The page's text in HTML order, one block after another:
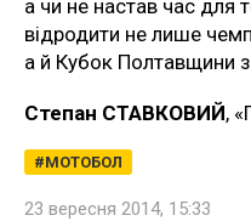
а чи не настав час для
відродити не лише
а й Кубок Полтавщини
Степан СТАВКОВИЙ,
МОТОБОЛ
23 вересня 2014, 15:33